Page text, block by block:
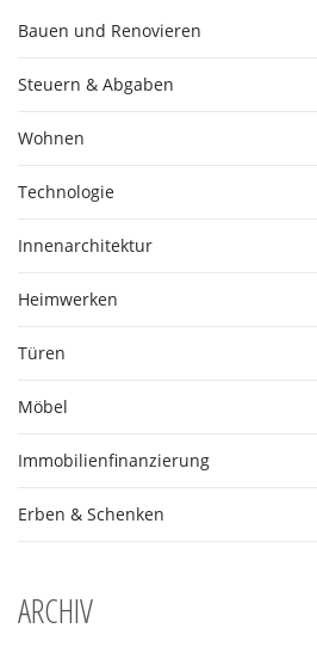
Bauen und Renovieren
Steuern & Abgaben
Wohnen
Technologie
Innenarchitektur
Heimwerken
Türen
Möbel
Immobilienfinanzierung
Erben & Schenken
ARCHIV